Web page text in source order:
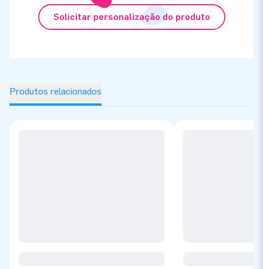
Solicitar personalização do produto
Produtos relacionados